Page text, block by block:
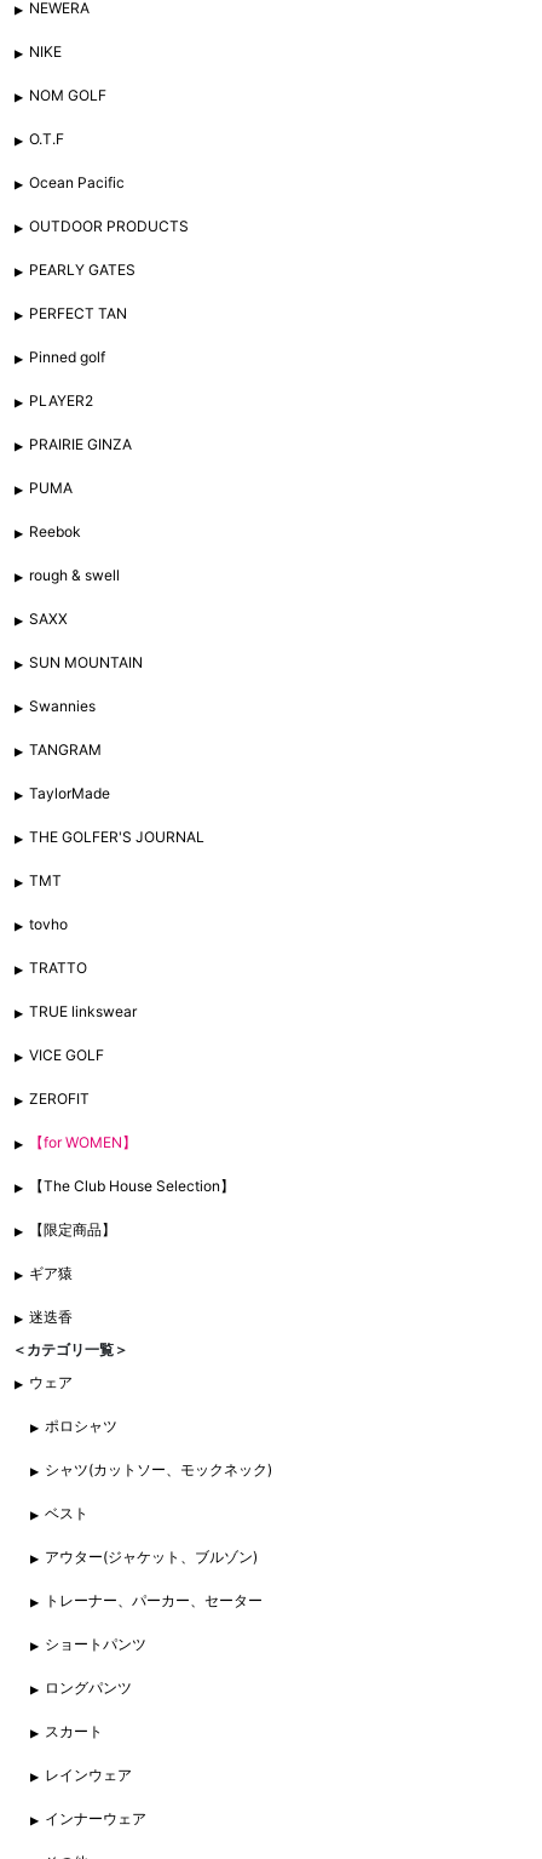
NEWERA
NIKE
NOM GOLF
O.T.F
Ocean Pacific
OUTDOOR PRODUCTS
PEARLY GATES
PERFECT TAN
Pinned golf
PLAYER2
PRAIRIE GINZA
PUMA
Reebok
rough & swell
SAXX
SUN MOUNTAIN
Swannies
TANGRAM
TaylorMade
THE GOLFER'S JOURNAL
TMT
tovho
TRATTO
TRUE linkswear
VICE GOLF
ZEROFIT
【for WOMEN】
【The Club House Selection】
【限定商品】
ギア猿
迷迭香
＜カテゴリ一覧＞
ウェア
ポロシャツ
シャツ(カットソー、モックネック)
ベスト
アウター(ジャケット、ブルゾン)
トレーナー、パーカー、セーター
ショートパンツ
ロングパンツ
スカート
レインウェア
インナーウェア